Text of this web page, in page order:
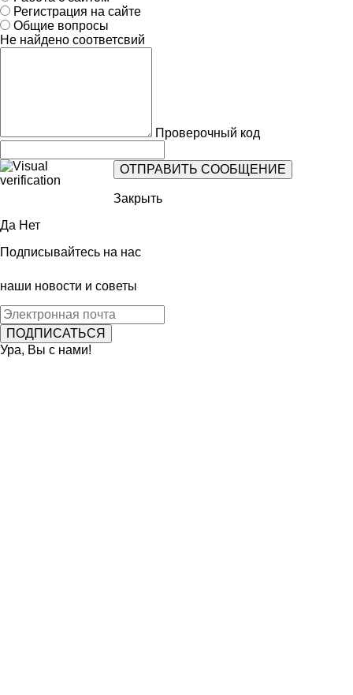
Регистрация на сайте
Общие вопросы
Не найдено соответсвий
Проверочный код
Закрыть
Да Нет
Подписывайтесь на нас
наши новости и советы
Ура, Вы с нами!